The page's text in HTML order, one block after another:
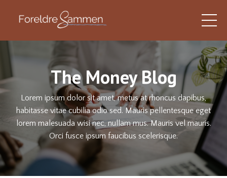
The Money Blog
Lorem ipsum dolor sit amet, metus at rhoncus dapibus,
habitasse vitae cubilia odio sed. Mauris pellentesque eget
lorem malesuada wisi nec, nullam mus. Mauris vel mauris.
Orci fusce ipsum faucibus scelerisque.